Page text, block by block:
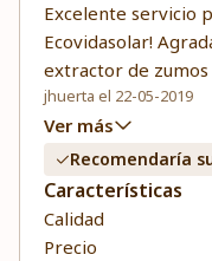
Excelente servicio
Ecovidasolar!
extractor de zumos
jhuerta el 22-05-2019
Ver más
Recomendaría
Características
Calidad
Precio